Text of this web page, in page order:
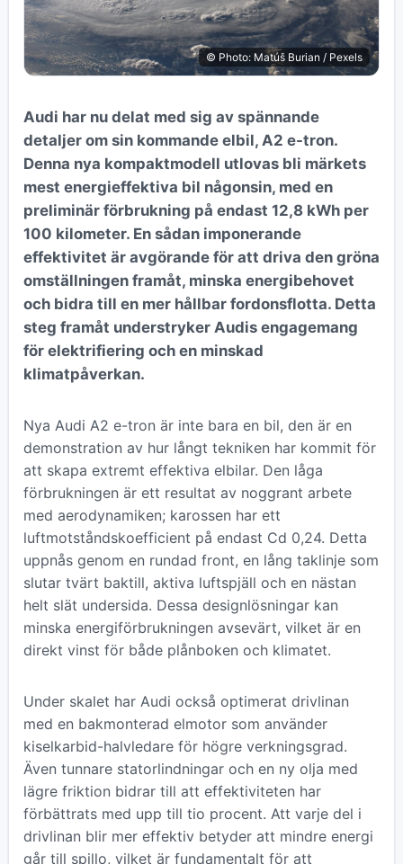
© Photo: Matúš Burian / Pexels
Audi har nu delat med sig av spännande
detaljer om sin kommande elbil, A2 e-tron.
Denna nya kompaktmodell utlovas bli märkets
mest energieffektiva bil någonsin, med en
preliminär förbrukning på endast 12,8 kWh per
100 kilometer. En sådan imponerande
effektivitet är avgörande för att driva den gröna
omställningen framåt, minska energibehovet
och bidra till en mer hållbar fordonsflotta. Detta
steg framåt understryker Audis engagemang
för elektrifiering och en minskad
klimatpåverkan.
Nya Audi A2 e-tron är inte bara en bil, den är en
demonstration av hur långt tekniken har kommit för
att skapa extremt effektiva elbilar. Den låga
förbrukningen är ett resultat av noggrant arbete
med aerodynamiken; karossen har ett
luftmotståndskoefficient på endast Cd 0,24. Detta
uppnås genom en rundad front, en lång taklinje som
slutar tvärt baktill, aktiva luftspjäll och en nästan
helt slät undersida. Dessa designlösningar kan
minska energiförbrukningen avsevärt, vilket är en
direkt vinst för både plånboken och klimatet.
Under skalet har Audi också optimerat drivlinan
med en bakmonterad elmotor som använder
kiselkarbid-halvledare för högre verkningsgrad.
Även tunnare statorlindningar och en ny olja med
lägre friktion bidrar till att effektiviteten har
förbättrats med upp till tio procent. Att varje del i
drivlinan blir mer effektiv betyder att mindre energi
går till spillo, vilket är fundamentalt för att